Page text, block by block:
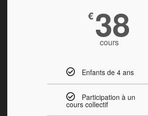
€38
cours
Enfants de 4 ans
Participation à un
cours collectif